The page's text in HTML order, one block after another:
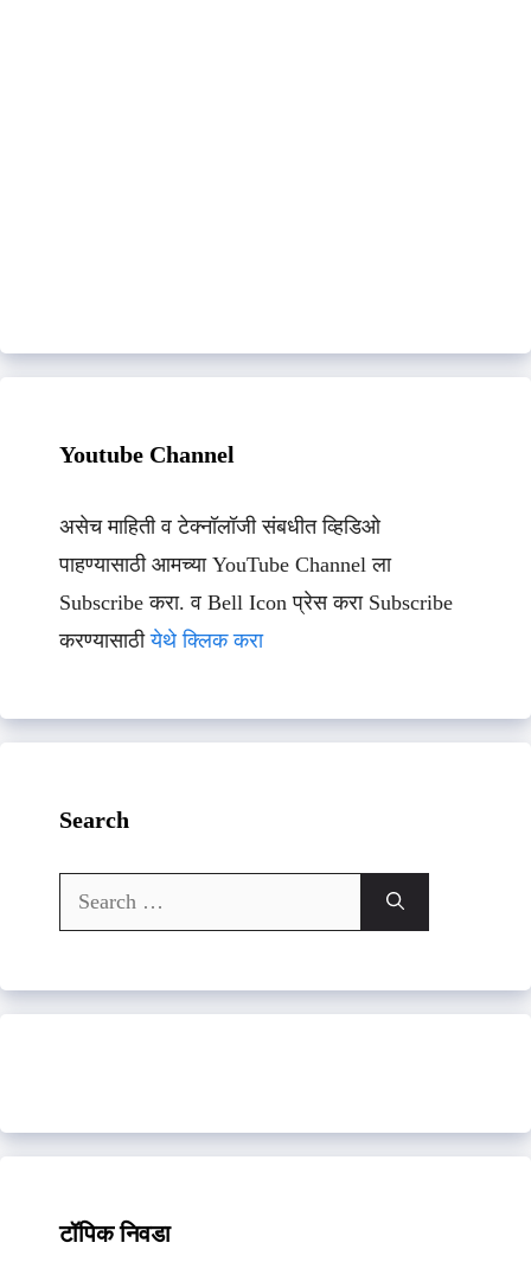
Youtube Channel
असेच माहिती व टेक्नॉलॉजी संबधीत व्हिडिओ
पाहण्यासाठी आमच्या YouTube Channel ला
Subscribe करा. व Bell Icon प्रेस करा Subscribe
करण्यासाठीयेथे क्लिक करा
Search
Search
for:
टॉपिक निवडा